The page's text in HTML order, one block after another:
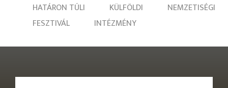
HATÁRON TÚLI
KÜLFÖLDI
NEMZETISÉGI
FESZTIVÁL
INTÉZMÉNY